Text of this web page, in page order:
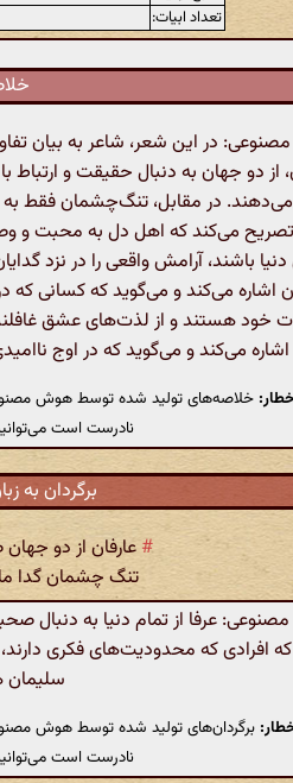
تعداد ابیات:
در این شعر، شاعر به بیان
از دو جهان به دنبال حقیقت و
در مقابل، تنگ‌چشمان فقط
می‌کند که اهل دل به محبت و
باشند، آرامش واقعی را در نزد
اشاره می‌کند و می‌گوید که کسانی که
خود هستند و از لذت‌های عشق
اشاره می‌کند و می‌گوید که در اوج
خلاصه‌های تولید شده توسط هوش مصنوعی
نادرست است
برگردان به
# عارفان از دو
تنگ چشمان گدا
عرفا از تمام دنیا به دنبال
افرادی که محدودیت‌های فکری
برگردان‌های تولید شده توسط هوش
نادرست است